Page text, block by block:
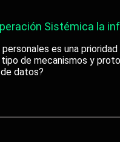
Sistémica la
es una
de mecanismos y
datos?